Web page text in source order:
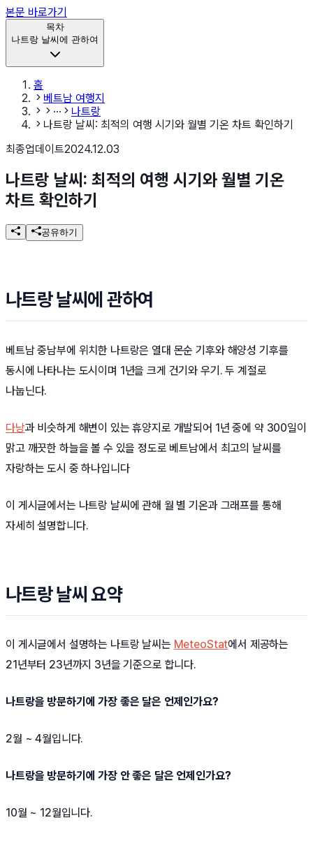
본문 바로가기
목차
나트랑 날씨에 관하여
홈
베트남 여행지
···
나트랑
나트랑 날씨: 최적의 여행 시기와 월별 기온 차트 확인하기
최종업데이트2024.12.03
나트랑 날씨: 최적의 여행 시기와 월별 기온
차트 확인하기
공유하기
나트랑 날씨에 관하여
베트남 중남부에 위치한 나트랑은 열대 몬순 기후와 해양성 기후를
동시에 나타나는 도시이며 1년을 크게 건기와 우기. 두 계절로
나눕닌다.
다낭과 비슷하게 해변이 있는 휴양지로 개발되어 1년 중에 약 300일이
맑고 깨끗한 하늘을 볼 수 있을 정도로 베트남에서 최고의 날씨를
자랑하는 도시 중 하나입니다
이 게시글에서는 나트랑 날씨에 관해 월 별 기온과 그래프를 통해
자세히 설명합니다.
나트랑 날씨 요약
이 게시글에서 설명하는 나트랑 날씨는 MeteoStat에서 제공하는
21년부터 23년까지 3년을 기준으로 합니다.
나트랑을 방문하기에 가장 좋은 달은 언제인가요?
2월 ~ 4월입니다.
나트랑을 방문하기에 가장 안 좋은 달은 언제인가요?
10월 ~ 12월입니다.